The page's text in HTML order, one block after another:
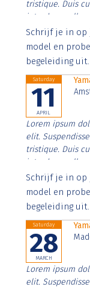
tristique. Duis
interdum nulla,
Aenean
imperdiet.
Schrijf je in op
model en
begeleiding
Saturday
11
APRIL
Lorem ipsum
elit.
tristique. Duis
interdum nulla,
Aenean
imperdiet.
Schrijf je in op
model en
begeleiding
Saturday
28
MARCH
Lorem ipsum
elit.